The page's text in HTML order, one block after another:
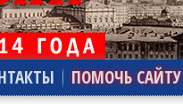
ПОМОЧЬ САЙТУ